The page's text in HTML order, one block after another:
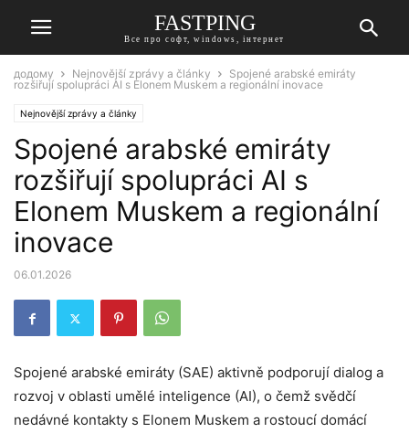
FASTPING
Все про софт, windows, інтернет
додому Nejnovější zprávy a články
Spojené arabské emiráty
rozšiřují spolupráci AI s Elonem Muskem a regionální inovace
Nejnovější zprávy a články
Spojené arabské emiráty
rozšiřují spolupráci AI s
Elonem Muskem a regionální
inovace
06.01.2026
Spojené arabské emiráty (SAE) aktivně podporují dialog a
rozvoj v oblasti umělé inteligence (AI), o čemž svědčí
nedávné kontakty s Elonem Muskem a rostoucí domácí